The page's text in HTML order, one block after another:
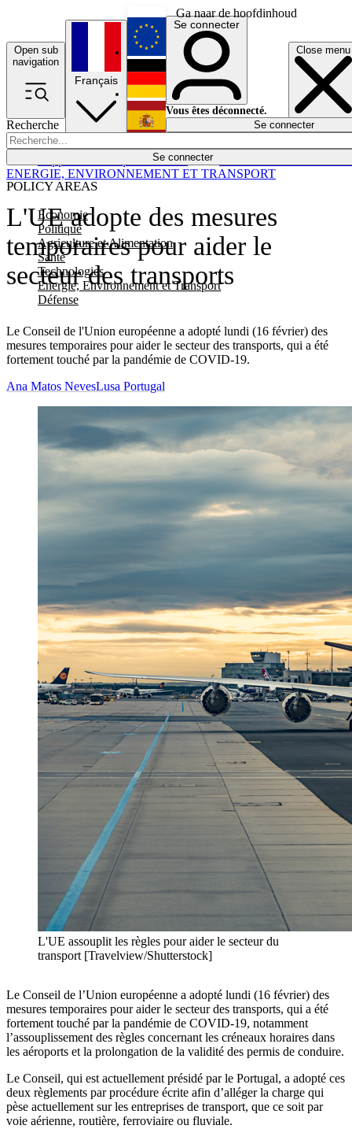
Ga naar de hoofdinhoud
Open sub
navigation
Close menu
Recherche
Se connecter
POLICY AREAS
Economie
Politique
Agriculture et Alimentation
Santé
Technologies
Energie, Environnement et Transport
Défense
Économie
Français
English
Deutsch
Español
Se connecter
Vous êtes déconnecté.
Se connecter
L'UE adopte des mesures
temporaires pour aider le
secteur des transports
Le Conseil de l'Union européenne a adopté lundi (16 février) des
mesures temporaires pour aider le secteur des transports, qui a été
fortement touché par la pandémie de COVID-19.
ENERGIE, ENVIRONNEMENT ET TRANSPORT
Ana Matos NevesLusa Portugal
L'UE assouplit les règles pour aider le secteur du
transport [Travelview/Shutterstock]
Le Conseil de l’Union européenne a adopté lundi (16 février) des
mesures temporaires pour aider le secteur des transports, qui a été
fortement touché par la pandémie de COVID-19, notamment
l’assouplissement des règles concernant les créneaux horaires dans
les aéroports et la prolongation de la validité des permis de conduire.
Le Conseil, qui est actuellement présidé par le Portugal, a adopté ces
deux règlements par procédure écrite afin d’alléger la charge qui
pèse actuellement sur les entreprises de transport, que ce soit par
voie aérienne, routière, ferroviaire ou fluviale.